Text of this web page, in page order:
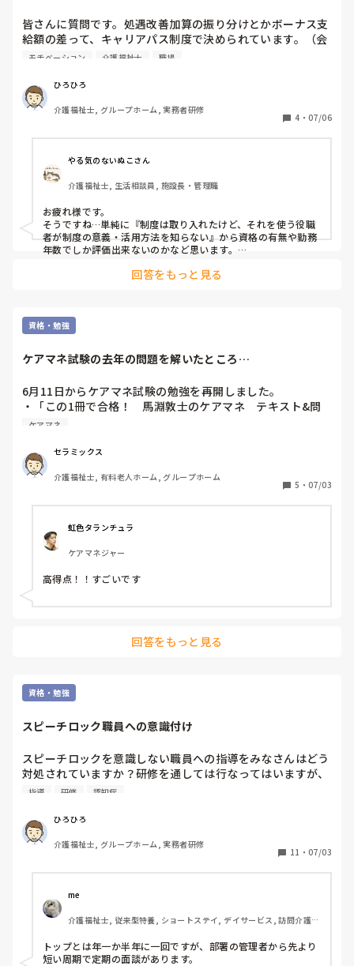
皆さんに質問です。処遇改善加算の振り分けとかボーナス支
給額の差って、キャリアパス制度で決められています。（会
社からのお知らせでは）実際には資格持ちで勤務年数で決ま
みなさんの施設では、いかがですか？
モチベーション 介護福祉士 職場
ひろひろ
介護福祉士, グループホーム, 実務者研修
4 ・ 07/06
やる気のないぬこさん
介護福祉士, 生活相談員, 施設長・管理職
お疲れ様です。
そうですね…単純に『制度は取り入れたけど、それを使う役職
者が制度の意義・活用方法を知らない』から資格の有無や勤務
年数でしか評価出来ないのかなど思います。
の他にどのようなプラスアルファに取り組んで結果を出した
ね。
昨日までスマホもパソコンも触ったことがないのに、最新のパ
プログラマーの仲間入りだ！』って言ってるような状態です
回答をもっと見る
資格・勉強
ケアマネ試験の去年の問題を解いたところ…
6月11日からケアマネ試験の勉強を再開しました。
・「この1冊で合格！　馬淵敦士のケアマネ　テキスト&問
題集」（株式会社KADOKAWA）のテキスト本文
（中央法規）
上記2冊を1通りやって、初見となる去年（令和7年）の問題
を解いてみました。介護支援分野25点中22点、保健医療福
祉サービス分野35点中33点。計60点中55点という結果でし
介護支援分野の事例問題が、3問から2問に減っていますね。
やはり、介護支援分野が合否のカギを握っているなと感じま
した。6〜8年前の問題と比べると、基本書や過去問で見たこ
ともない問題。いわゆる、何コレ？問題は減ったように思い
ケアマネ
セラミックス
介護福祉士, 有料老人ホーム, グループホーム
5 ・ 07/03
虹色タランチュラ
ケアマネジャー
高得点！！すごいです
回答をもっと見る
資格・勉強
スピーチロック職員への意識付け
スピーチロックを意識しない職員への指導をみなさんはどう
対処されていますか？研修を通しては行なってはいますが、
なかなか響きません。皆様の施設で行なわれていること何で
指導 研修 認知症
ひろひろ
介護福祉士, グループホーム, 実務者研修
11 ・ 07/03
me
介護福祉士, 従来型特養, ショートステイ, デイサービス, 訪問介護,
トップとは年一か半年に一回ですが、部署の管理者から先より
短い周期で定期の面談があります。